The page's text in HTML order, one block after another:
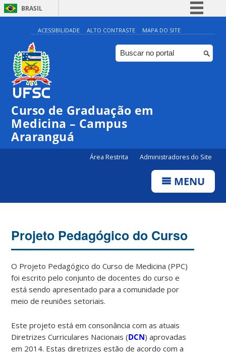
BRASIL
Simplifique!
Comunica BR
Participe
Canais
ACESSIBILIDADE ALTO CONTRASTE MAPA DO SITE
Curso de Graduação em
Medicina – Campus
Araranguá
Área Restrita Administradores do Site
MENU
Projeto Pedagógico do Curso
O Projeto Pedagógico do Curso de Medicina (PPC)
foi escrito pelo conjunto de docentes do curso e
está sendo apresentado para a comunidade por
meio de reuniões setoriais.
Este projeto está em consonância com as atuais
Diretrizes Curriculares Nacionais (DCN) aprovadas
em 2014. Estas diretrizes estão de acordo com a